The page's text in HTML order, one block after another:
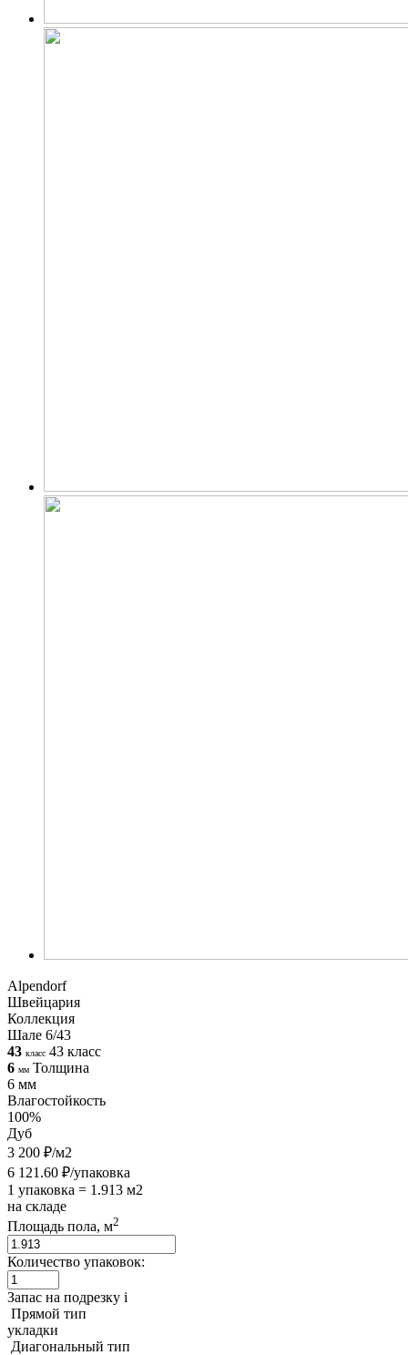
Alpendorf
Швейцария
Коллекция
Шале 6/43
43 класс 43 класс
6 мм Толщина
6 мм
Влагостойкость
100%
Дуб
3 200 ₽/м2
6 121.60 ₽/упаковка
1 упаковка = 1.913 м2
на складе
Площадь пола, м2
Количество упаковок:
Запас на подрезку i
Прямой тип
укладки
Диагональный тип